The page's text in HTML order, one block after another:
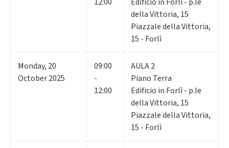
della Vittoria, 15
Piazzale della Vittoria,
15 - Forlì
Monday, 20
October 2025
09:00
-
12:00
AULA 2
Piano Terra
Edificio in Forlì - p.le
della Vittoria, 15
Piazzale della Vittoria,
15 - Forlì